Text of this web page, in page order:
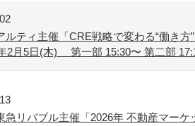
ルティ主催「CRE戦略で変わる“働き方
2月5日(木) 第一部 15:30〜 第二部
急リバブル主催「2026年 不動産マー